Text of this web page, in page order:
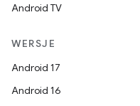
Android TV
WERSJE
Android 17
Android 16